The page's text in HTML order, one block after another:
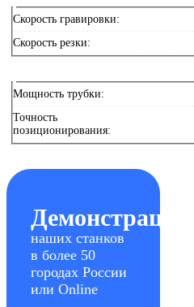
Скорость гравировки:
Скорость резки:
Мощность трубки:
Точность
позиционирования:
Демонстрация
наших станков
в более 50
городах России
или Online